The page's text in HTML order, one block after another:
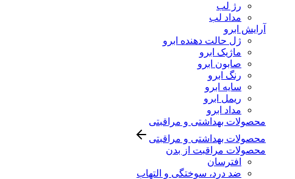
رژ لب
مداد لب
آرایش ابرو
ژل حالت دهنده ابرو
ماژیک ابرو
صابون ابرو
رنگ ابرو
سایه ابرو
ریمل ابرو
مداد ابرو
محصولات بهداشتی و مراقبتی
محصولات بهداشتی و مراقبتی
محصولات مراقبت از بدن
افترسان
ضد درد، سوختگی و التهاب